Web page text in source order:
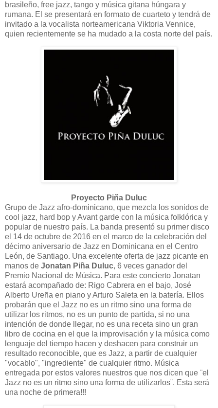
brasileño, free jazz, tango y música gitana húngara y
rumana. El se presentará en formato de cuarteto y tendrá de
invitado a la vocalista norteamericana Viktoria Vennice,
quien recientemente se ha mudado a la costa norte del país.
Proyecto Piña Duluc
Grupo de Jazz afro-dominicano, que mezcla los sonidos de
cool jazz, hard bop y Avant garde con la música folklórica y
popular de nuestro país. La banda presentó su primer disco
el 14 de octubre de 2016 en el marco de la celebración del
décimo aniversario de Jazz en Dominicana en el Centro
León, de Santiago. Una excelente oferta de jazz picante en
manos de Jonatan Piña Duluc, 6 veces ganador del
Premio Nacional de Música. Para este concierto Jonatan
estará acompañado de: Rigo Cabrera en el bajo, José
Alberto Ureña en piano y Arturo Saleta en la batería. Ellos
probarán que el Jazz no es un ritmo sino una forma de
utilizar los ritmos, no es un punto de partida, si no una
intención de donde llegar, no es una receta sino un gran
libro de cocina en el que la improvisación y la música como
lenguaje del tiempo hacen y deshacen para construir un
resultado reconocible, que es Jazz, a partir de cualquier
"vocablo", "ingrediente" de cualquier ritmo. Música
entregada por estos valores nuestros que nos dicen que ¨el
Jazz no es un ritmo sino una forma de utilizarlos¨. Esta será
una noche de primera!!!